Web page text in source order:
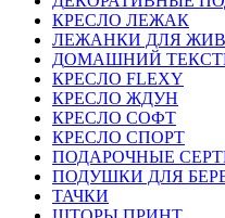
КРЕСЛО ЛЕЖАК
ЛЕЖАНКИ ДЛЯ
ДОМАШНИЙ
КРЕСЛО FLEXY
КРЕСЛО ЖДУН
КРЕСЛО СОФТ
КРЕСЛО СПОРТ
ПОДАРОЧНЫЕ
ПОДУШКИ ДЛЯ
ТАЧКИ